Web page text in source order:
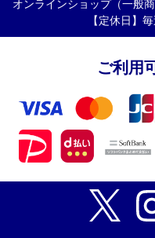
オンラインショップ（一般
【定休日】
ご利用